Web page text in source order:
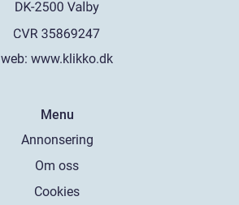
web: www.klikko.dk
Menu
Annonsering
Om oss
Cookies